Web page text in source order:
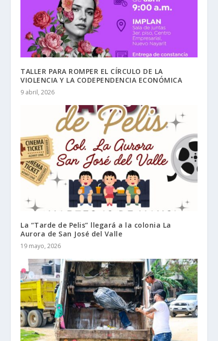
TALLER PARA ROMPER EL CÍRCULO DE LA
VIOLENCIA Y LA CODEPENDENCIA ECONÓMICA
9 abril, 2026
La “Tarde de Pelis” llegará a la colonia La
Aurora de San José del Valle
19 mayo, 2026